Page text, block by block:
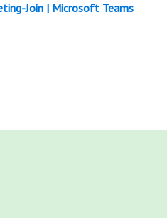
Join | Microsoft Teams